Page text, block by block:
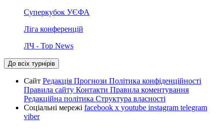
Суперкубок УЄФА
Ліга конференцій
ЛЧ - Top News
До всіх турнірів
Сайт Редакція Прогнози Політика конфіденційності
Правила сайту Контакти Правила коментування
Редакційна політика Структура власності
Соціальні мережі facebook x youtube instagram telegram
viber